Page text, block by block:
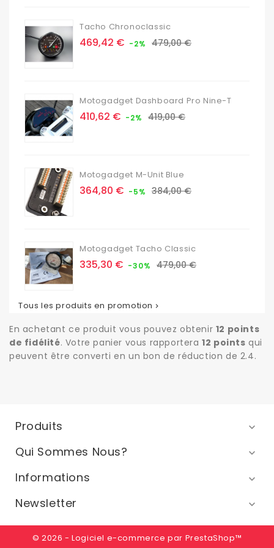
Tacho Chronoclassic
Prix
469,42 € -2% Prix
479,00 €
Motogadget Dashboard Pro Nine-T
Prix
410,62 € -2% Prix
419,00 €
Motogadget M-Unit Blue
Prix
364,80 € -5% Prix
384,00 €
Motogadget Tacho Classic
Prix
335,30 € -30% Prix
479,00 €
Tous les produits en promotion 
En achetant ce produit vous pouvez obtenir 12 points
de fidélité. Votre panier vous rapportera12 points qui
peuvent être converti en un bon de réduction de 2.4.
Produits 
Qui Sommes Nous? 
Informations 
Newsletter 
© 2026 - Logiciel e-commerce par PrestaShop™